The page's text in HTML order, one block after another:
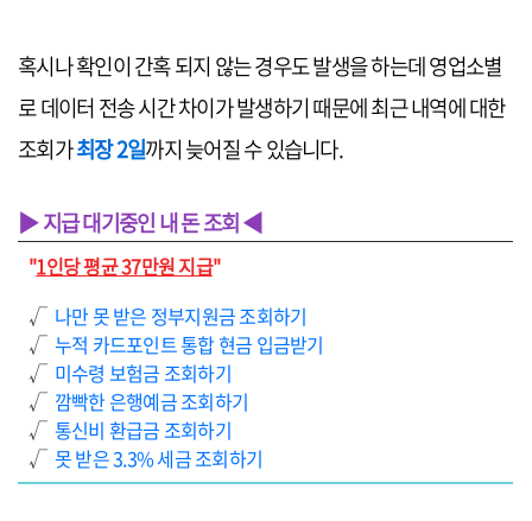
혹시나 확인이 간혹 되지 않는 경우도 발생을 하는데 영업소별
로 데이터 전송 시간 차이가 발생하기 때문에 최근 내역에 대한
조회가최장 2일까지 늦어질 수 있습니다.
▶ 지급 대기중인 내 돈 조회 ◀
"1인당 평균 37만원 지급"
√ 나만 못 받은 정부지원금 조회하기
√ 누적 카드포인트 통합 현금 입금받기
√ 미수령 보험금 조회하기
√ 깜빡한 은행예금 조회하기
√ 통신비 환급금 조회하기
√ 못 받은 3.3% 세금 조회하기